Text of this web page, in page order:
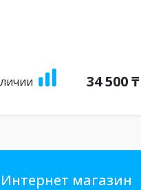
34 500 ₸
Интернет магазин